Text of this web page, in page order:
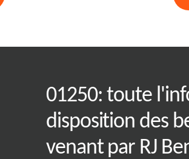
en
01250: toute
disposition des
venant par RJ